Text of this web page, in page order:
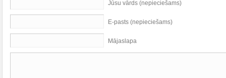
Jūsu vārds (nepieciešams)
E-pasts (nepieciešams)
Mājaslapa